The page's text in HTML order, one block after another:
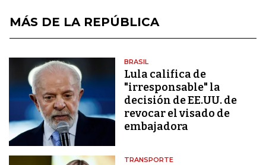
MÁS DE LA REPÚBLICA
BRASIL
Lula califica de
"irresponsable" la
decisión de EE.UU. de
revocar el visado de
embajadora
TRANSPORTE